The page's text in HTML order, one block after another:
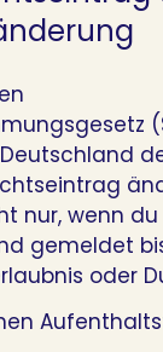
nur, wenn
gemeldet
oder